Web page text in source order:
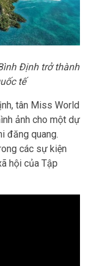
Định trở thành
tế
tân Miss World
ảnh cho một dự
đăng quang.
các sự kiện
hội của Tập